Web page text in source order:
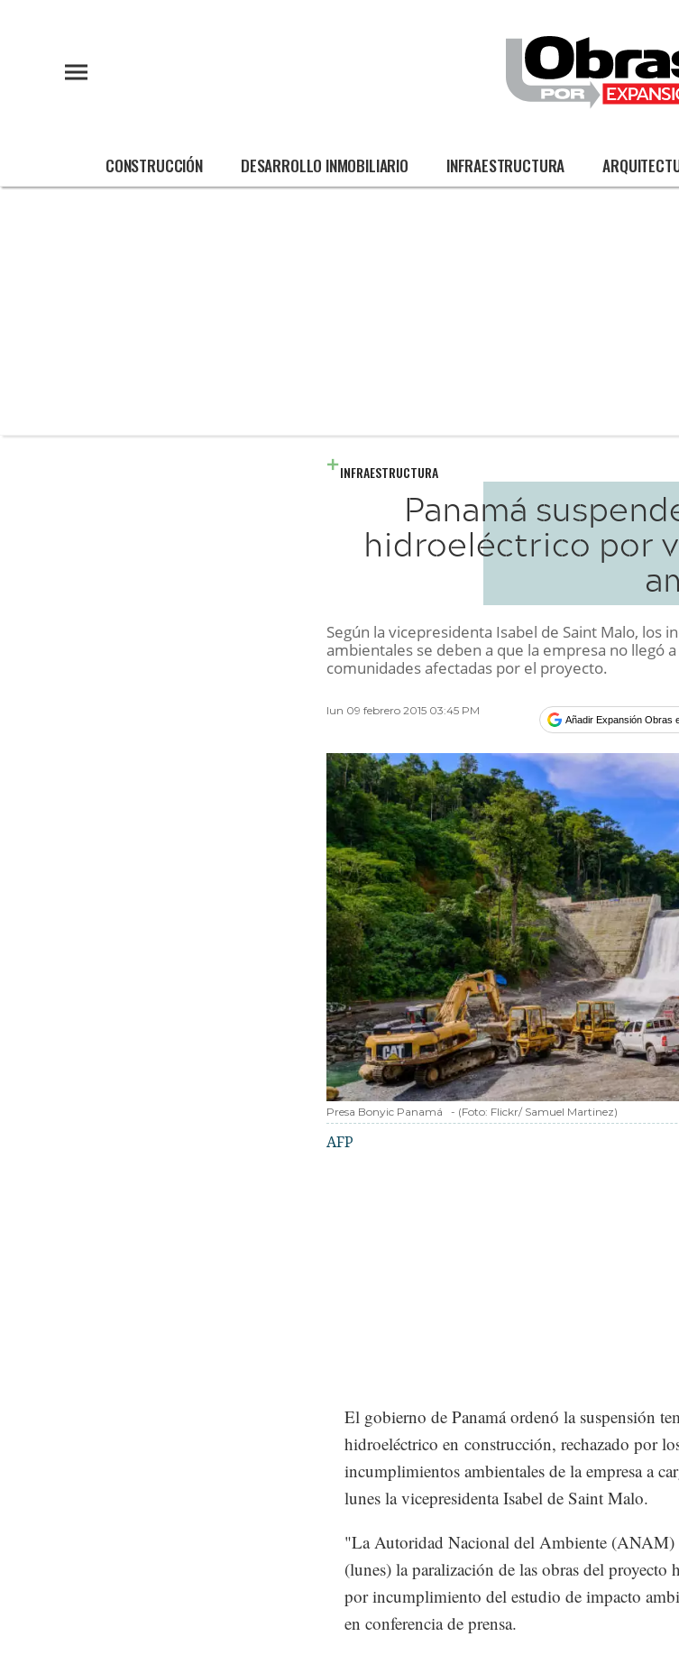
CONSTRUCCIÓN DESARROLLO INMOBILIARIO INFRAESTRUCTURA
INFRAESTRUCTURA
Panamá
hidroeléctrico por
Según la vicepresidenta Isabel de Saint Malo, los
ambientales se deben a que la empresa no llegó
comunidades afectadas por el proyecto.
lun 09 febrero 2015 03:45 PM
Añadir Expansión Obras
Presa Bonyic Panamá - (Foto: Flickr/ Samuel Martinez)
AFP
El gobierno de Panamá ordenó la suspensión
hidroeléctrico en construcción, rechazado por
incumplimientos ambientales de la empresa a
lunes la vicepresidenta Isabel de Saint Malo.
"La Autoridad Nacional del Ambiente (ANAM)
(lunes) la paralización de las obras del
por incumplimiento del estudio de impacto
en conferencia de prensa.